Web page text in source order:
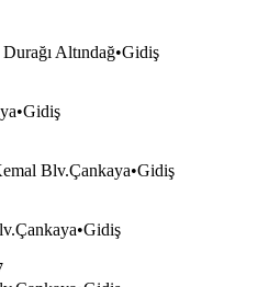
Altındağ•Gidiş
•Gidiş
Blv.Çankaya•Gidiş
•Gidiş